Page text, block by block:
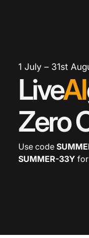
1 July – 31st
LiveAI
Zero
Use code
SUMMER-33Y